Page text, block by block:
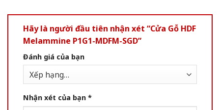
Hãy là người đầu tiên nhận xét “Cửa Gỗ HDF
Melammine P1G1-MDFM-SGD”
Đánh giá của bạn
Nhận xét của bạn *